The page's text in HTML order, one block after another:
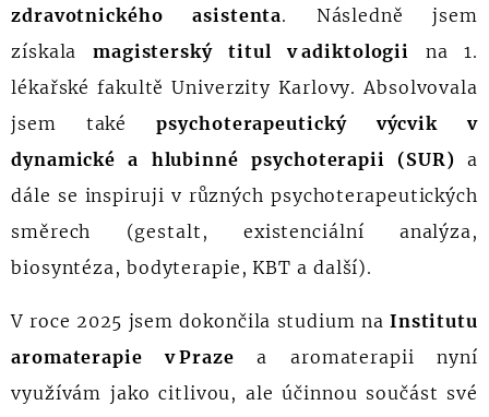
zdravotnického asistenta. Následně jsem
získala magisterský titul v adiktologii na 1.
lékařské fakultě Univerzity Karlovy. Absolvovala
jsem taképsychoterapeutický výcvik v
dynamické a hlubinné psychoterapii (SUR) a
dále se inspiruji v různých psychoterapeutických
směrech (gestalt, existenciální analýza,
biosyntéza, bodyterapie, KBT a další).
V roce 2025 jsem dokončila studium na Institutu
aromaterapie v Praze a aromaterapii nyní
využívám jako citlivou, ale účinnou součást své